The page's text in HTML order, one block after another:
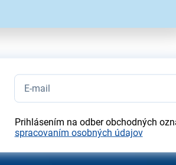
Prihlásením na odber obchodných
spracovaním osobných údajov